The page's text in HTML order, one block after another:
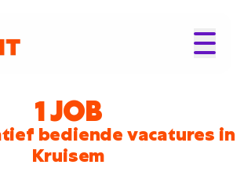
1 JOB
bediende vacatures in
Kruisem